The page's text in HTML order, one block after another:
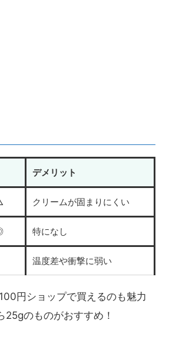
デメリット
クリームが固まりにくい
特になし
温度差や衝撃に弱い
円ショップで買えるのも魅力
のものがおすすめ！